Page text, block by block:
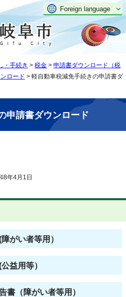
Foreign language
・手続き > 税金 > 申請書ダウンロード（税
ロード > 軽自動車税減免手続きの申請書ダ
申請書ダウンロード
年4月1日
がい者等用）
益用等）
書（障がい者等用）